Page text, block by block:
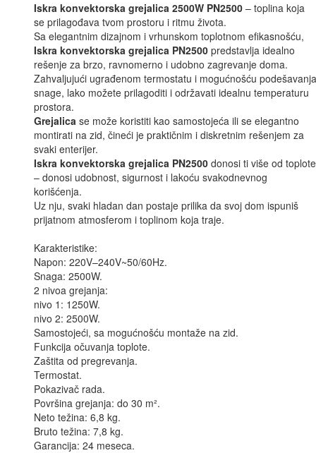
Iskra konvektorska grejalica 2500W PN2500 – toplina koja
se prilagođava tvom prostoru i ritmu života.
Sa elegantnim dizajnom i vrhunskom toplotnom efikasnošću,
Iskra konvektorska grejalica PN2500 predstavlja idealno
rešenje za brzo, ravnomerno i udobno zagrevanje doma.
Zahvaljujući ugrađenom termostatu i mogućnošću podešavanja
snage, lako možete prilagoditi i održavati idealnu temperaturu
prostora.
Grejalica se može koristiti kao samostojeća ili se elegantno
montirati na zid, čineći je praktičnim i diskretnim rešenjem za
svaki enterijer.
Iskra konvektorska grejalica PN2500 donosi ti više od toplote
– donosi udobnost, sigurnost i lakoću svakodnevnog
korišćenja.
Uz nju, svaki hladan dan postaje prilika da svoj dom ispuniš
prijatnom atmosferom i toplinom koja traje.
Karakteristike:
Napon: 220V–240V~50/60Hz.
Snaga: 2500W.
2 nivoa grejanja:
nivo 1: 1250W.
nivo 2: 2500W.
Samostojeći, sa mogućnošću montaže na zid.
Funkcija očuvanja toplote.
Zaštita od pregrevanja.
Termostat.
Pokazivač rada.
Površina grejanja: do 30 m².
Neto težina: 6,8 kg.
Bruto težina: 7,8 kg.
Garancija: 24 meseca.